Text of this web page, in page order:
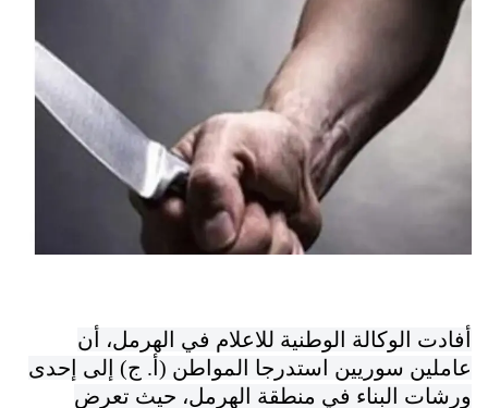
أفادت الوكالة الوطنية للاعلام في الهرمل، أن
عاملين سوريين استدرجا المواطن (أ. ج) إلى إحدى
ورشات البناء في منطقة الهرمل، حيث تعرض